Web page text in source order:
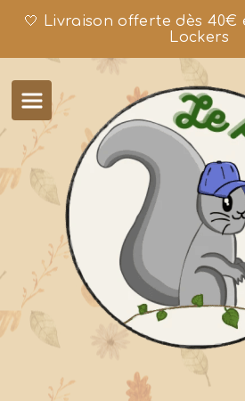
🤍 Livraison offerte dès 40€
Lockers